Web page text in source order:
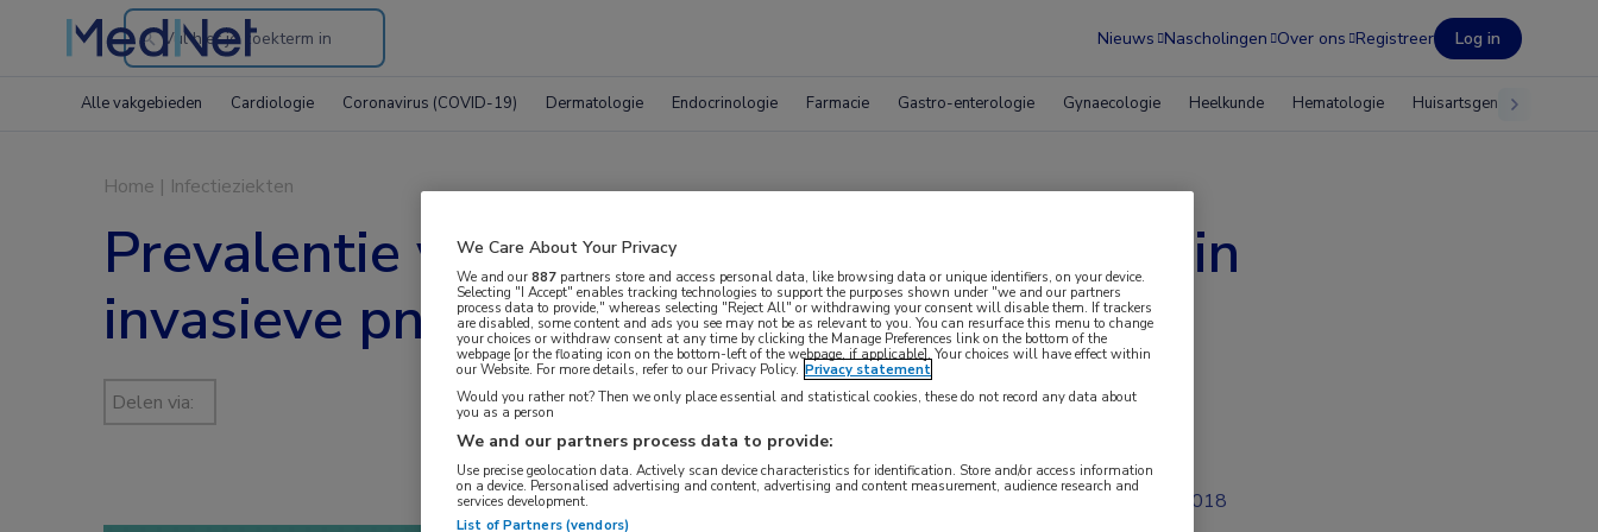
Search
the
Nieuws Nascholingen Over ons Registreer Log in
Alle vakgebieden Cardiologie Coronavirus (COVID-19) Dermatologie Endocrinologie Farmacie Gastro-enterologie Gynaecologie Heelkunde Hematologie Huisartsgeneeskunde
Home | Infectieziekten
Prevalentie van hypogammaglobulinemie in
invasieve pneumokokkenziekte
Delen via:
feb 2018
We Care About Your Privacy
We and our887 partners store and access personal data, like browsing data or unique identifiers, on your device.
Selecting "I Accept" enables tracking technologies to support the purposes shown under "we and our partners
process data to provide," whereas selecting "Reject All" or withdrawing your consent will disable them. If trackers
are disabled, some content and ads you see may not be as relevant to you. You can resurface this menu to change
your choices or withdraw consent at any time by clicking the Manage Preferences link on the bottom of the
webpage [or the floating icon on the bottom-left of the webpage, if applicable]. Your choices will have effect within
our Website. For more details, refer to our Privacy Policy. Privacy statement
Would you rather not? Then we only place essential and statistical cookies, these do not record any data about
you as a person
We and our partners process data to provide:
Use precise geolocation data. Actively scan device characteristics for identification. Store and/or access information
on a device. Personalised advertising and content, advertising and content measurement, audience research and
services development.
List of Partners (vendors)